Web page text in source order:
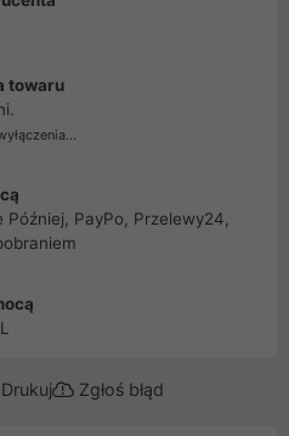
towaru
Później, PayPo, Przelewy24,
Zgłoś błąd